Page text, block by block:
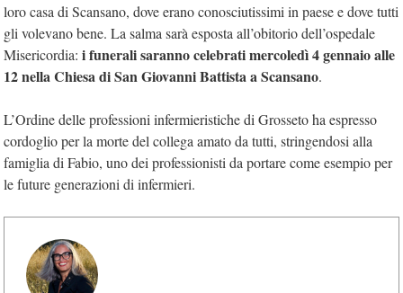
loro casa di Scansano, dove erano conosciutissimi in paese e dove tutti
gli volevano bene. La salma sarà esposta all’obitorio dell’ospedale
Misericordia: i funerali saranno celebrati mercoledì 4 gennaio alle
12 nella Chiesa di San Giovanni Battista a Scansano.
L’Ordine delle professioni infermieristiche di Grosseto ha espresso
cordoglio per la morte del collega amato da tutti, stringendosi alla
famiglia di Fabio, uno dei professionisti da portare come esempio per
le future generazioni di infermieri.